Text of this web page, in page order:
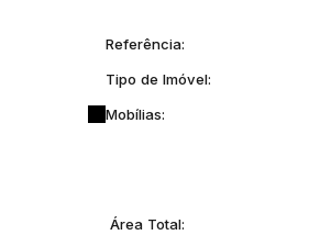
Referência:
Tipo de Imóvel:
Mobílias:
Área Total: